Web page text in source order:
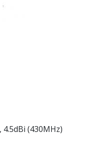
(430MHz)